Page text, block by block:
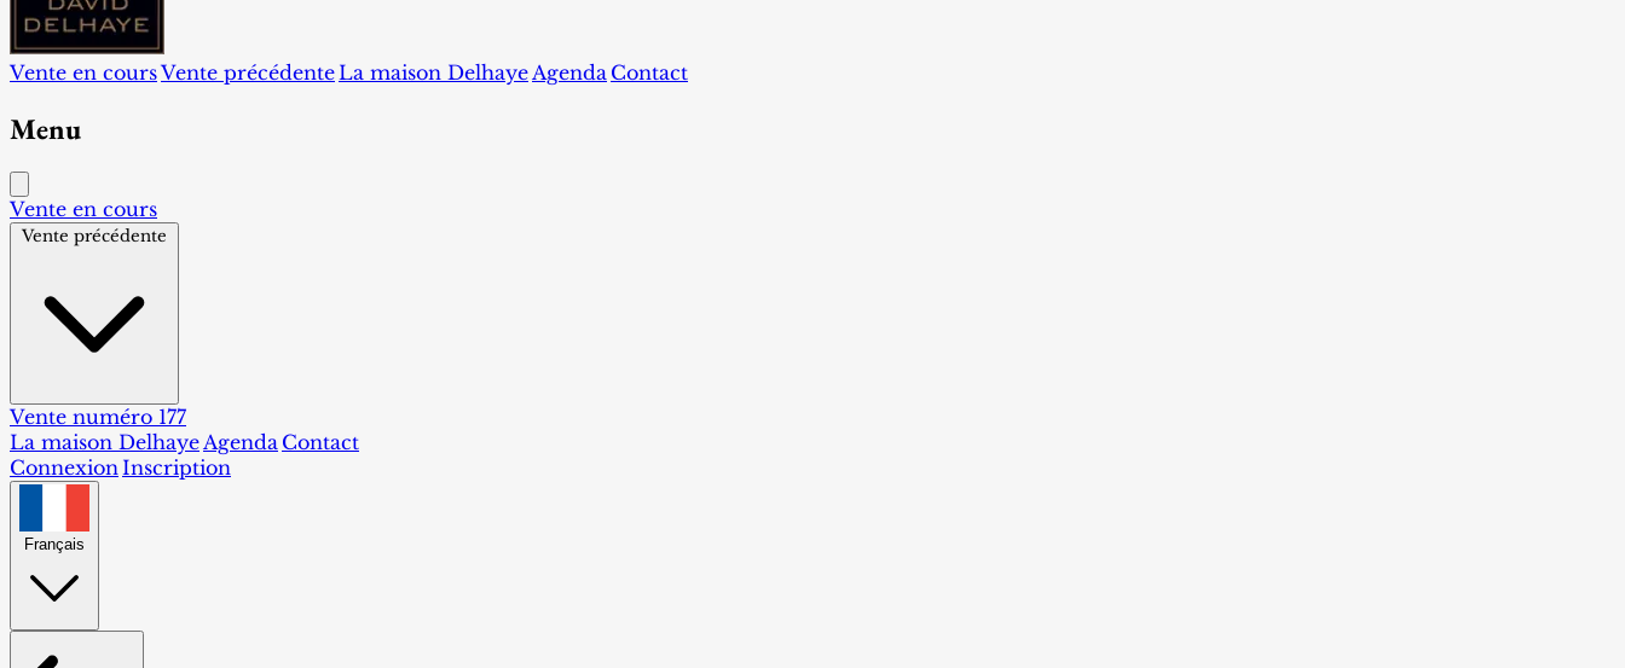
Vente en coursVente précédente La maison Delhaye Agenda Contact
Menu
Vente en cours
Vente précédente
Vente numéro 177
La maison DelhayeAgenda Contact
ConnexionInscription
Français